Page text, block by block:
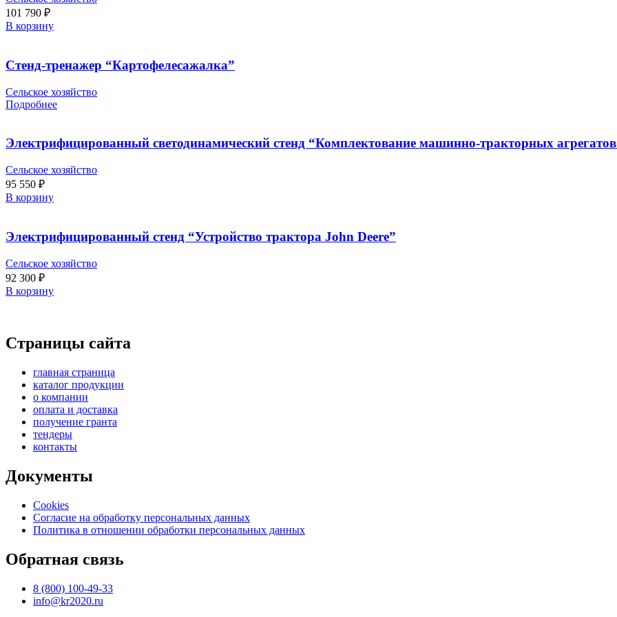
101 790 ₽
В корзину
Стенд-тренажер “Картофелесажалка”
Сельское хозяйство
Подробнее
Электрифицированный светодинамический стенд “Комплектование машинно-тракторных
Сельское хозяйство
95 550 ₽
В корзину
Электрифицированный стенд “Устройство трактора John Deere”
Сельское хозяйство
92 300 ₽
В корзину
Страницы сайта
главная страница
каталог продукции
о компании
оплата и доставка
получение гранта
тендеры
контакты
Документы
Cookies
Согласие на обработку персональных данных
Политика в отношении обработки персональных данных
Обратная связь
8 (800) 100-49-33
info@kr2020.ru